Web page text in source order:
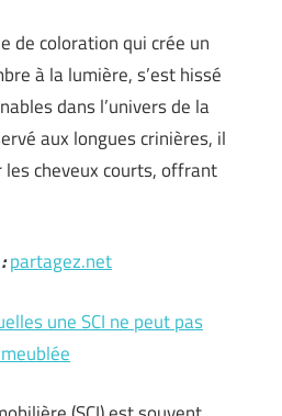
de coloration qui crée un
à la lumière, s’est hissé
dans l’univers de la
aux longues crinières, il
les cheveux courts, offrant
partagez.net
une SCI ne peut pas